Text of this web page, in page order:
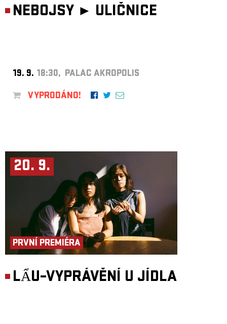
NEBOJSY ► ULIČNICE
19. 9. 18:30, PALÁC AKROPOLIS
VYPRODÁNO!
20. 9.
PRVNÍ PREMIÉRA
LẨU–VYPRÁVĚNÍ U JÍDLA